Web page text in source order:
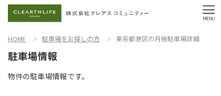
HOME 駐車場をお探しの方 東京都港区の月極駐車場詳細
物件の駐車場情報です。